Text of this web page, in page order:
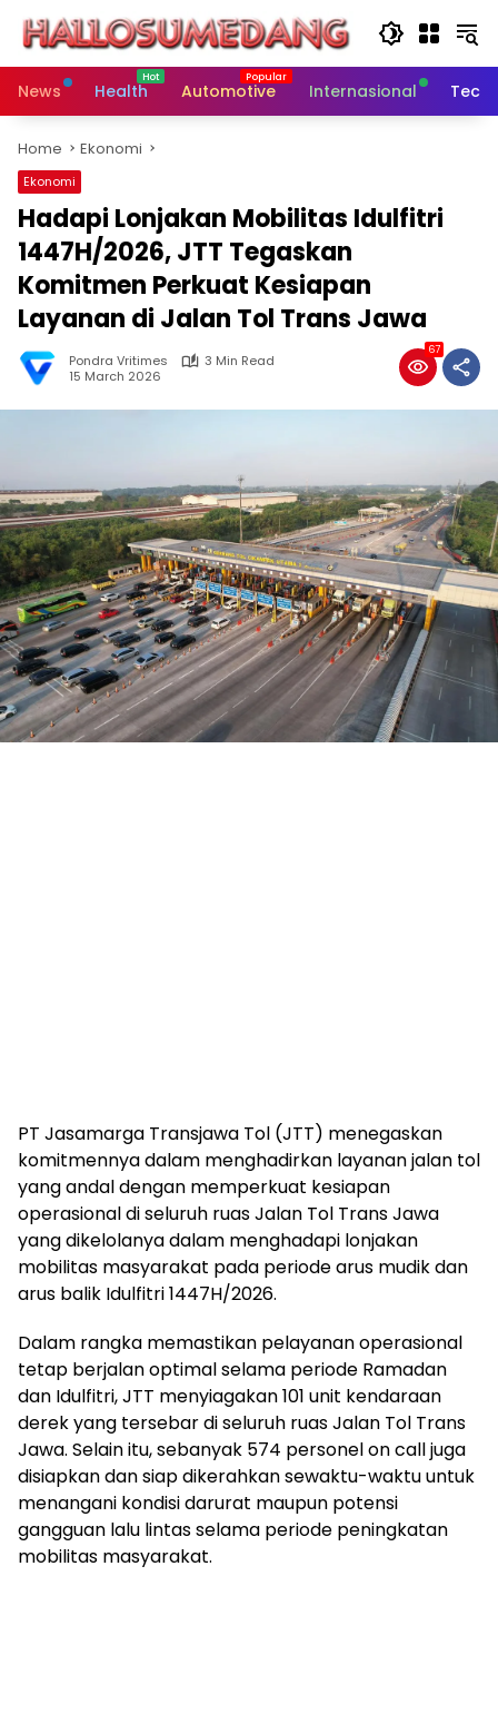
content
News
Health Automotive Internasional
Home Ekonomi
Ekonomi
Hadapi Lonjakan Mobilitas Idulfitri
1447H/2026, JTT Tegaskan
Komitmen Perkuat Kesiapan
Layanan di Jalan Tol Trans Jawa
Pondra Vritimes
3 Min Read
15 March 2026
67
PT Jasamarga Transjawa Tol (JTT) menegaskan
komitmennya dalam menghadirkan layanan jalan tol
yang andal dengan memperkuat kesiapan
operasional di seluruh ruas Jalan Tol Trans Jawa
yang dikelolanya dalam menghadapi lonjakan
mobilitas masyarakat pada periode arus mudik dan
arus balik Idulfitri 1447H/2026.
Dalam rangka memastikan pelayanan operasional
tetap berjalan optimal selama periode Ramadan
dan Idulfitri, JTT menyiagakan 101 unit kendaraan
derek yang tersebar di seluruh ruas Jalan Tol Trans
Jawa. Selain itu, sebanyak 574 personel on call juga
disiapkan dan siap dikerahkan sewaktu-waktu untuk
menangani kondisi darurat maupun potensi
gangguan lalu lintas selama periode peningkatan
mobilitas masyarakat.